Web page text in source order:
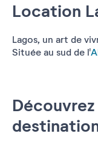
Location
Lagos, un art de
Située au sud de l'